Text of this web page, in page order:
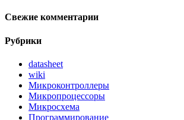
Свежие комментарии
Рубрики
datasheet
wiki
Микроконтроллеры
Микропроцессоры
Микросхема
Программирование